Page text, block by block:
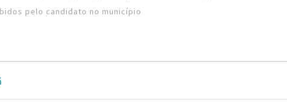
pelo candidato no município